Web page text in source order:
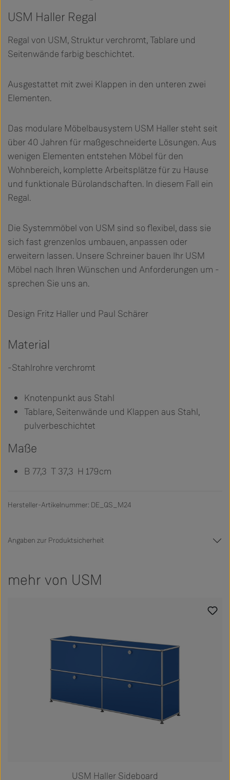
USM Haller Regal
Regal von USM, Struktur verchromt, Tablare und
Seitenwände farbig beschichtet.
Ausgestattet mit zwei Klappen in den unteren zwei
Elementen.
Das modulare Möbelbausystem USM Haller steht seit
über 40 Jahren für maßgeschneiderte Lösungen. Aus
wenigen Elementen entstehen Möbel für den
Wohnbereich, komplette Arbeitsplätze für zu Hause
und funktionale Bürolandschaften. In diesem Fall ein
Regal.
Die Systemmöbel von USM sind so flexibel, dass sie
sich fast grenzenlos umbauen, anpassen oder
erweitern lassen. Unsere Schreiner bauen Ihr USM
Möbel nach Ihren Wünschen und Anforderungen um -
sprechen Sie uns an.
Design Fritz Haller und Paul Schärer
Material
-Stahlrohre verchromt
Knotenpunkt aus Stahl
Tablare, Seitenwände und Klappen aus Stahl,
pulverbeschichtet
Maße
B 77,3 T 37,3 H 179cm
Hersteller-Artikelnummer: DE_QS_M24
Angaben zur Produktsicherheit
mehr von USM
USM Haller Sideboard